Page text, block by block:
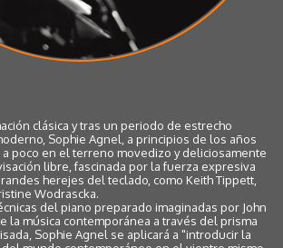
clásica y tras un periodo de estrecho
Sophie Agnel, a principios de los años
poco en el terreno movedizo y deliciosamente
libre, fascinada por la fuerza expresiva
herejes del teclado, como Keith Tippett,
Wodrascka.
del piano preparado imaginadas por John
la música contemporánea a través del prisma
Sophie Agnel se aplicará a "introducir la